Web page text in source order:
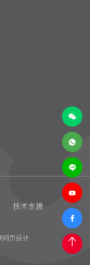
技术支援
网页设计